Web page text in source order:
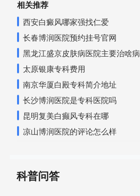
相关推荐
西安白癜风哪家强找仁爱
长春博润医院预约挂号官网
黑龙江盛京皮肤病医院主要治啥病
太原银康专科费用
南京华厦白殿专科简介地址
长沙博润医院是专科医院吗
昆明复美白癫风专科在哪
凉山博润医院的评论怎么样
科普问答